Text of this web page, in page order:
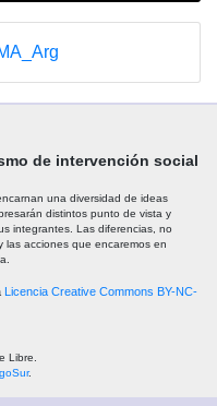
de intervención social
una diversidad de ideas
distintos punto de vista y
integrantes. Las diferencias, no
las acciones que encaremos en
Licencia Creative Commons BY-NC-
Libre.
.